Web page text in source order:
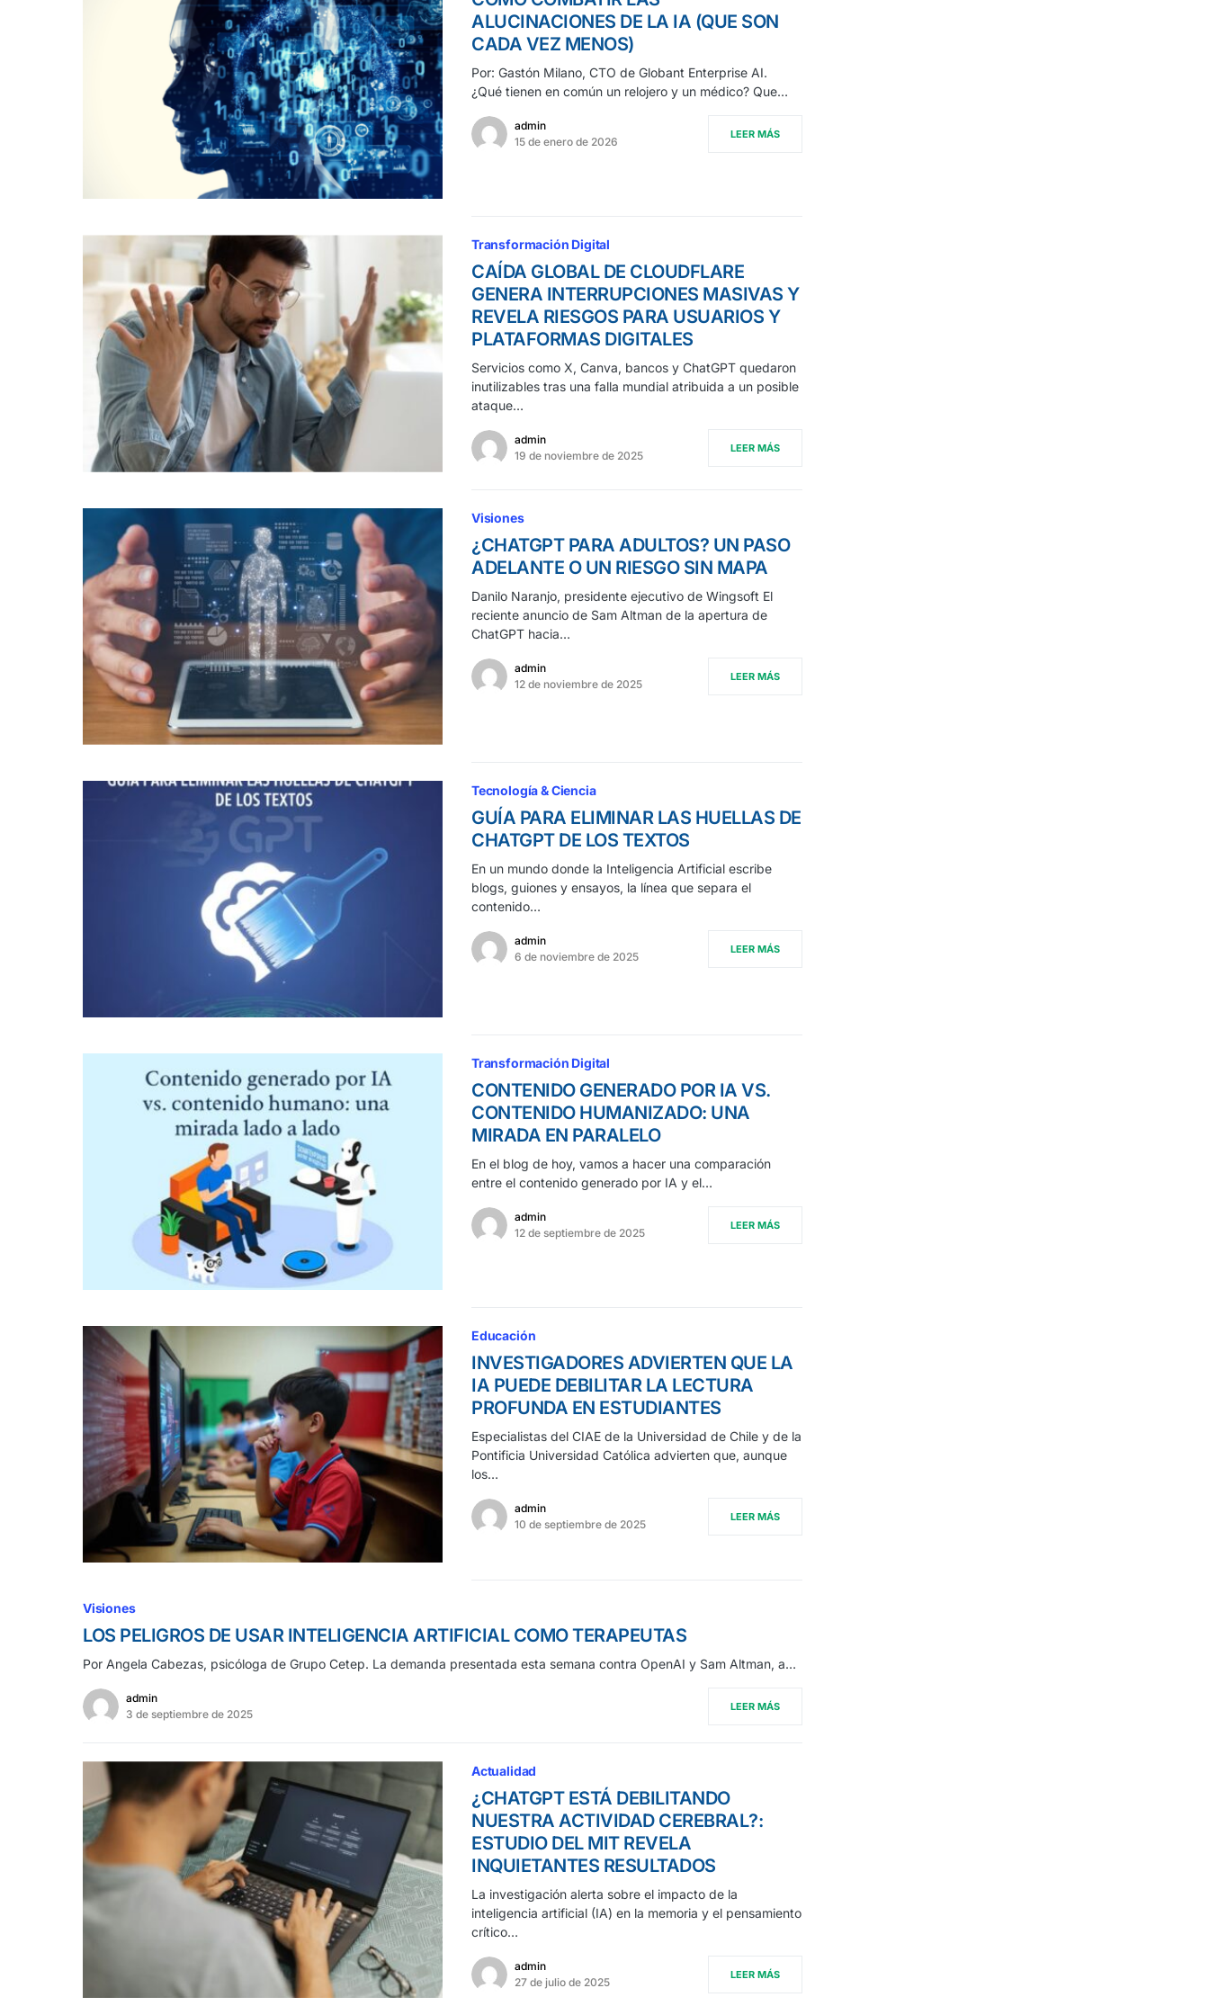
ALUCINACIONES DE LA IA (QUE SON
CADA VEZ MENOS)
Por: Gastón Milano, CTO de Globant Enterprise AI.
¿Qué tienen en común un relojero y un médico? Que…
admin
15 de enero de 2026
LEER MÁS
Transformación Digital
CAÍDA GLOBAL DE CLOUDFLARE
GENERA INTERRUPCIONES MASIVAS Y
REVELA RIESGOS PARA USUARIOS Y
PLATAFORMAS DIGITALES
Servicios como X, Canva, bancos y ChatGPT quedaron
inutilizables tras una falla mundial atribuida a un posible
ataque…
admin
19 de noviembre de 2025
LEER MÁS
Visiones
¿CHATGPT PARA ADULTOS? UN PASO
ADELANTE O UN RIESGO SIN MAPA
Danilo Naranjo, presidente ejecutivo de Wingsoft El
reciente anuncio de Sam Altman de la apertura de
ChatGPT hacia…
admin
12 de noviembre de 2025
LEER MÁS
Tecnología & Ciencia
GUÍA PARA ELIMINAR LAS HUELLAS DE
CHATGPT DE LOS TEXTOS
En un mundo donde la Inteligencia Artificial escribe
blogs, guiones y ensayos, la línea que separa el
contenido…
admin
6 de noviembre de 2025
LEER MÁS
Transformación Digital
CONTENIDO GENERADO POR IA VS.
CONTENIDO HUMANIZADO: UNA
MIRADA EN PARALELO
En el blog de hoy, vamos a hacer una comparación
entre el contenido generado por IA y el…
admin
12 de septiembre de 2025
LEER MÁS
Educación
INVESTIGADORES ADVIERTEN QUE LA
IA PUEDE DEBILITAR LA LECTURA
PROFUNDA EN ESTUDIANTES
Especialistas del CIAE de la Universidad de Chile y de la
Pontificia Universidad Católica advierten que, aunque
los…
admin
10 de septiembre de 2025
LEER MÁS
Visiones
LOS PELIGROS DE USAR INTELIGENCIA ARTIFICIAL COMO TERAPEUTAS
Por Angela Cabezas, psicóloga de Grupo Cetep. La demanda presentada esta semana contra OpenAI y Sam Altman, a…
admin
3 de septiembre de 2025
LEER MÁS
Actualidad
¿CHATGPT ESTÁ DEBILITANDO
NUESTRA ACTIVIDAD CEREBRAL?:
ESTUDIO DEL MIT REVELA
INQUIETANTES RESULTADOS
La investigación alerta sobre el impacto de la
inteligencia artificial (IA) en la memoria y el pensamiento
crítico…
admin
27 de julio de 2025
LEER MÁS